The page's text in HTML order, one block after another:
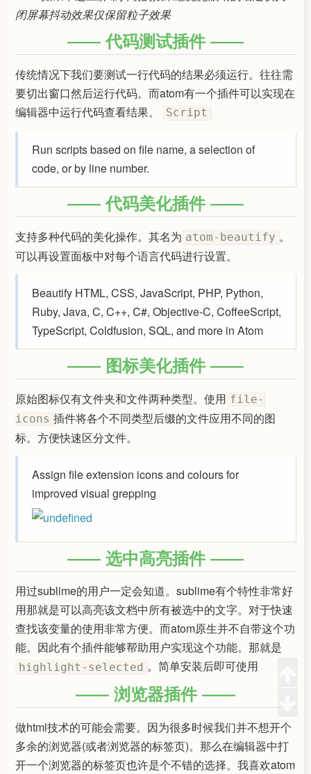
闭屏幕抖动效果仅保留粒子效果
代码测试插件
传统情况下我们要测试一行代码的结果必须运行。往往需
要切出窗口然后运行代码。而atom有一个插件可以实现在
编辑器中运行代码查看结果。
Script
Run scripts based on file name, a selection of
code, or by line number.
代码美化插件
支持多种代码的美化操作。其名为 atom-beautify 。
可以再设置面板中对每个语言代码进行设置。
Beautify HTML, CSS, JavaScript, PHP, Python,
Ruby, Java, C, C++, C#, Objective-C, CoffeeScript,
TypeScript, Coldfusion, SQL, and more in Atom
图标美化插件
原始图标仅有文件夹和文件两种类型。使用 file-
icons 插件将各个不同类型后缀的文件应用不同的图
标。方便快速区分文件。
Assign file extension icons and colours for
improved visual grepping
选中高亮插件
用过sublime的用户一定会知道。sublime有个特性非常好
用那就是可以高亮该文档中所有被选中的文字。对于快速
查找该变量的使用非常方便。而atom原生并不自带这个功
能。因此有个插件能够帮助用户实现这个功能。那就是
highlight-selected 。简单安装后即可使用
浏览器插件
做html技术的可能会需要。因为很多时候我们并不想开个
多余的浏览器(或者浏览器的标签页)。那么在编辑器中打
开一个浏览器的标签页也许是个不错的选择。我喜欢atom